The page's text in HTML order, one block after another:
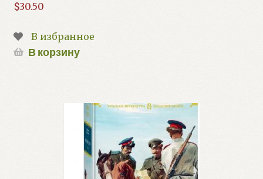
$30.50
В избранное
В корзину